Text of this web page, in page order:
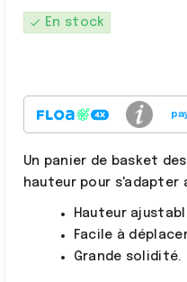
check En stock
Un panier de basket
hauteur pour s'adapter
Hauteur
Facile à
Grande solidité.